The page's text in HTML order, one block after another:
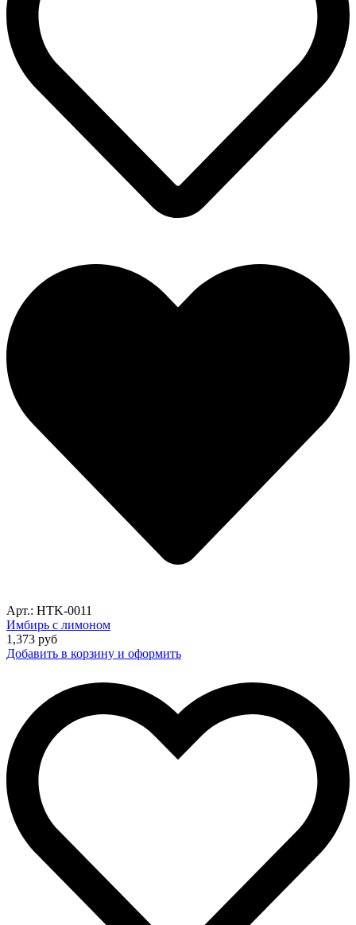
Арт.: HTK-0011
Имбирь с лимоном
1,373 руб
Добавить в корзину и оформить